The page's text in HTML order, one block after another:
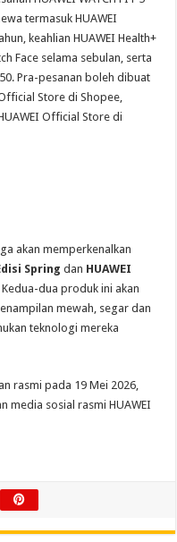
termasuk HUAWEI
keahlian HUAWEI Health+
Face selama sebulan, serta
Pra-pesanan boleh dibuat
Store di Shopee
Official Store di
akan memperkenalkan
Spring dan HUAWEI
Kedua-dua produk ini akan
mewah, segar dan
teknologi mereka
rasmi pada 19 Mei 2026,
media sosial rasmi HUAWEI